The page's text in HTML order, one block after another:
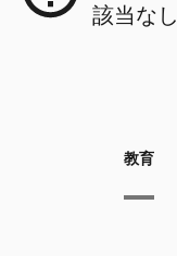
該当なし
教育